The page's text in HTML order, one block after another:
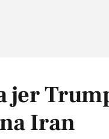
jer
Iran